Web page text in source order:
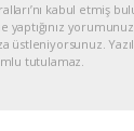
kabul etmiş
üstleniyorsunuz.
tutulamaz.